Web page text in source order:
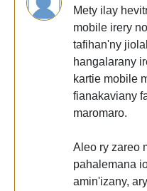
Mety ilay
mobile irery
tafihan'ny
hangalarany
kartie mobile
fianakaviany
maromaro.
Aleo ry zareo
pahalemana
amin'izany,